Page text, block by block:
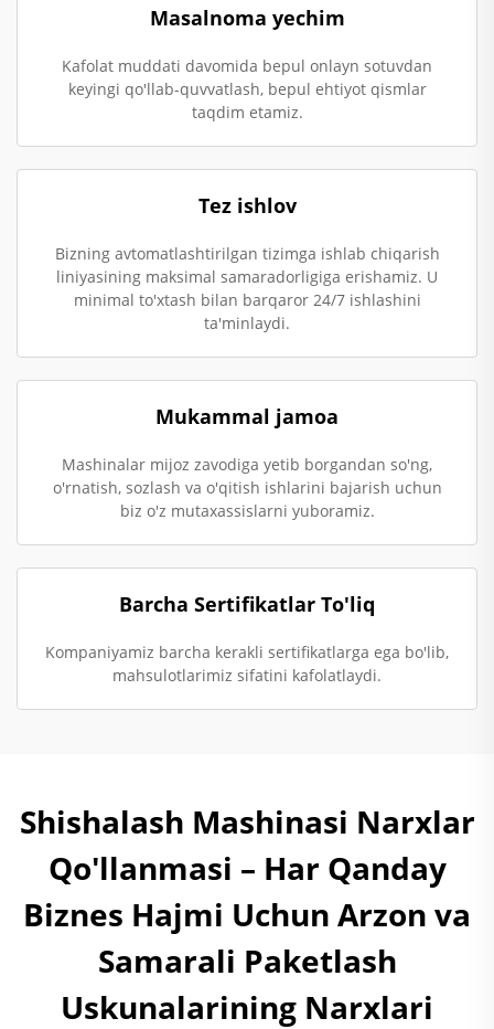
Masalnoma yechim
Kafolat muddati davomida bepul onlayn sotuvdan
keyingi qo'llab-quvvatlash, bepul ehtiyot qismlar
taqdim etamiz.
Tez ishlov
Bizning avtomatlashtirilgan tizimga ishlab chiqarish
liniyasining maksimal samaradorligiga erishamiz. U
minimal to'xtash bilan barqaror 24/7 ishlashini
ta'minlaydi.
Mukammal jamoa
Mashinalar mijoz zavodiga yetib borgandan so'ng,
o'rnatish, sozlash va o'qitish ishlarini bajarish uchun
biz o'z mutaxassislarni yuboramiz.
Barcha Sertifikatlar To'liq
Kompaniyamiz barcha kerakli sertifikatlarga ega bo'lib,
mahsulotlarimiz sifatini kafolatlaydi.
Shishalash Mashinasi Narxlar
Qo'llanmasi – Har Qanday
Biznes Hajmi Uchun Arzon va
Samarali Paketlash
Uskunalarining Narxlari